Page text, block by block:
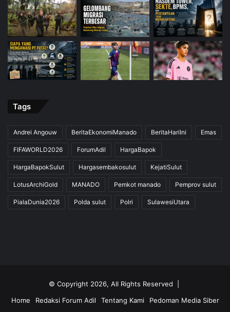
Tags
Andrei Angouw BeritaEkonomiManado BeritaHariIni Emas
FIFAWORLD2026 ForumAdil HargaBapok
HargaBapokSulut Hargasembakosulut KejatiSulut
LotusArchiGold MANADO Pemkot manado Pemprov sulut
PialaDunia2026 Polda sulut Polri SulawesiUtara
© Copyright 2026, All Rights Reserved |
Home
Redaksi Forum Adil Tentang Kami Pedoman Media Siber